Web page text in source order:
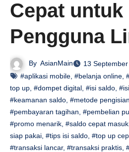
Cepat untuk
Pengguna
By AsianMain
13
#aplikasi mobile #belanja online
top up #dompet digital #isi saldo
#keamanan saldo #metode pengisian
#pembayaran tagihan #pembelian
#promo menarik #saldo cepat masuk
siap pakai #tips isi saldo #top up
#transaksi lancar, #transaksi praktis